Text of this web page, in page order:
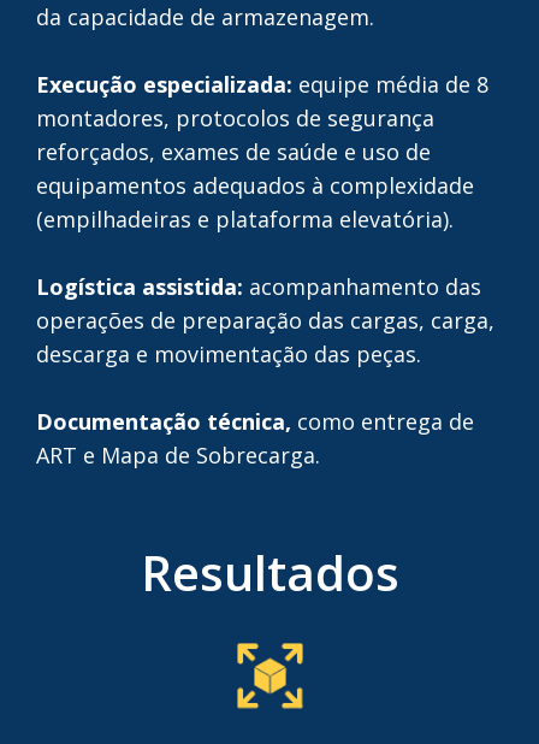
da capacidade de armazenagem.
Execução especializada: equipe média de 8
montadores, protocolos de segurança
reforçados, exames de saúde e uso de
equipamentos adequados à complexidade
(empilhadeiras e plataforma elevatória).
Logística assistida: acompanhamento das
operações de preparação das cargas, carga,
descarga e movimentação das peças.
Documentação técnica, como entrega de
ART e Mapa de Sobrecarga.
Resultados